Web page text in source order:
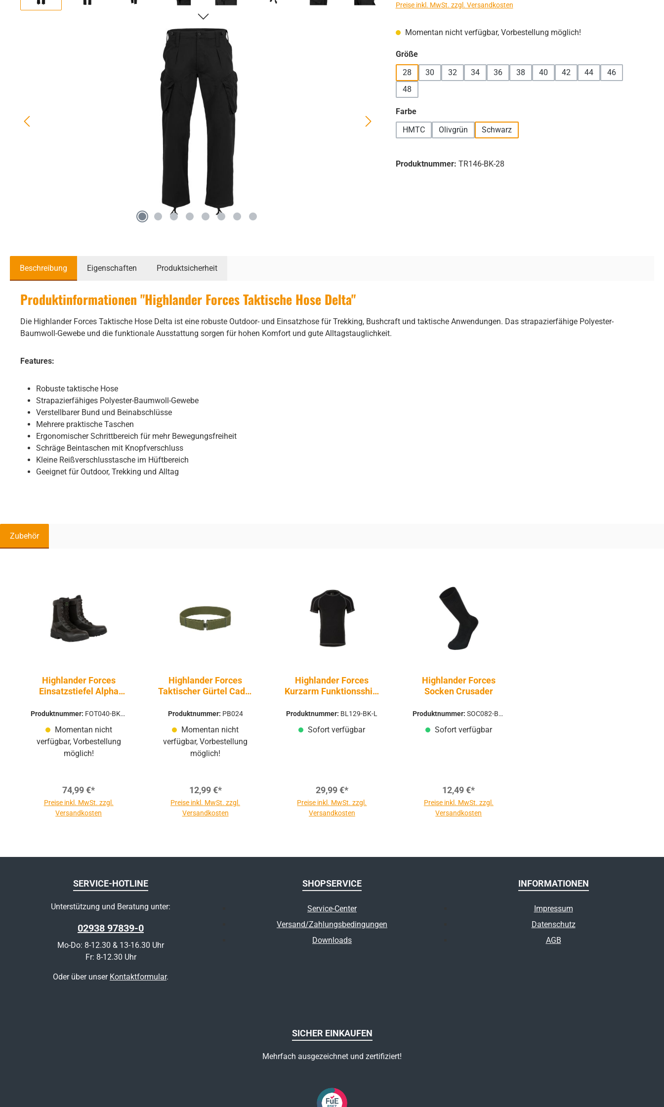
Preise inkl. MwSt. zzgl. Versandkosten
Momentan nicht verfügbar, Vorbestellung möglich!
Größeauswählen
28
30 32 34 36 38 40 42 44
46
48
Farbeauswählen
HMTC
Olivgrün Schwarz
Produktnummer: TR146-BK-28
Beschreibung Eigenschaften Produktsicherheit
Produktinformationen "Highlander Forces Taktische Hose Delta"
Die Highlander Forces Taktische Hose Delta ist eine robuste Outdoor- und Einsatzhose für Trekking, Bushcraft und taktische Anwendungen. Das strapazierfähige Polyester-
Baumwoll-Gewebe und die funktionale Ausstattung sorgen für hohen Komfort und gute Alltagstauglichkeit.
Features:
Robuste taktische Hose
Strapazierfähiges Polyester-Baumwoll-Gewebe
Verstellbarer Bund und Beinabschlüsse
Mehrere praktische Taschen
Ergonomischer Schrittbereich für mehr Bewegungsfreiheit
Schräge Beintaschen mit Knopfverschluss
Kleine Reißverschlusstasche im Hüftbereich
Geeignet für Outdoor, Trekking und Alltag
Zubehör
Highlander Forces
Einsatzstiefel Alpha
Produktnummer: FOT040-BK-0
Momentan nicht
verfügbar, Vorbestellung
möglich!
74,99 €*
Preise inkl. MwSt. zzgl.
Versandkosten
Highlander Forces
Taktischer Gürtel Cadet
Produktnummer: PB024
Momentan nicht
verfügbar, Vorbestellung
möglich!
12,99 €*
Preise inkl. MwSt. zzgl.
Versandkosten
Highlander Forces
Kurzarm Funktionsshirt
Layer
Produktnummer: BL129-BK-L
Sofort verfügbar
29,99 €*
Preise inkl. MwSt. zzgl.
Versandkosten
Highlander Forces
Socken Crusader
Produktnummer: SOC082-BK-
Sofort verfügbar
12,49 €*
Preise inkl. MwSt. zzgl.
Versandkosten
SERVICE-HOTLINE
Unterstützung und Beratung unter:
02938 97839-0
Mo-Do: 8-12.30 & 13-16.30 Uhr
Fr: 8-12.30 Uhr
Oder über unser Kontaktformular.
SHOPSERVICE
Service-Center
Versand/Zahlungsbedingungen
Downloads
INFORMATIONEN
Impressum
Datenschutz
AGB
SICHER EINKAUFEN
Mehrfach ausgezeichnet und zertifiziert!